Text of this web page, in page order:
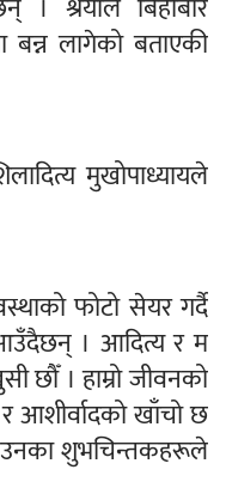
श्रेयाले बिहीबार
बन्न लागेको बताएकी
मुखोपाध्यायले
फोटो सेयर गर्दै
आउँदैछन् । आदित्य र म
छौँ । हाम्रो जीवनको
आशीर्वादको खाँचो छ
उनका शुभचिन्तकहरूले